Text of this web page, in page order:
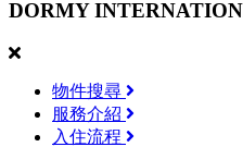
DORMY
物件搜尋
服務介紹
入住流程